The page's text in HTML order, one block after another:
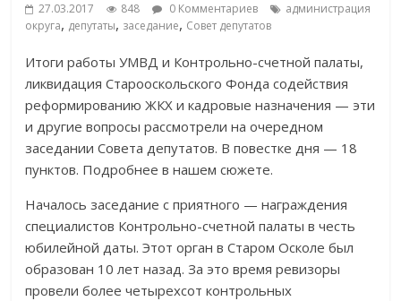
27.03.2017 848 0 Комментариев
администрация
округа, депутаты, заседание, Совет депутатов
Итоги работы УМВД и Контрольно-счетной палаты,
ликвидация Старооскольского Фонда содействия
реформированию ЖКХ и кадровые назначения — эти
и другие вопросы рассмотрели на очередном
заседании Совета депутатов. В повестке дня — 18
пунктов. Подробнее в нашем сюжете.
Началось заседание с приятного — награждения
специалистов Контрольно-счетной палаты в честь
юбилейной даты. Этот орган в Старом Осколе был
образован 10 лет назад. За это время ревизоры
провели более четырехсот контрольных